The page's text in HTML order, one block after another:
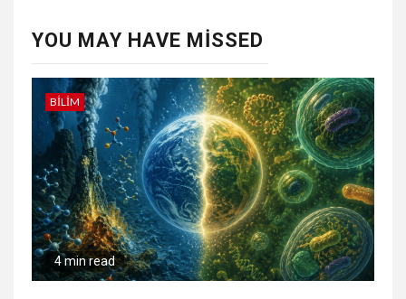
YOU MAY HAVE MISSED
BILIM
4 min read